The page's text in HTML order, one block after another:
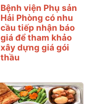
Bệnh viện Phụ sản
Hải Phòng có nhu
cầu tiếp nhận báo
giá để tham khảo
xây dựng giá gói
thầu
nhận báo giá để tham
khảo xây dựng giá gói